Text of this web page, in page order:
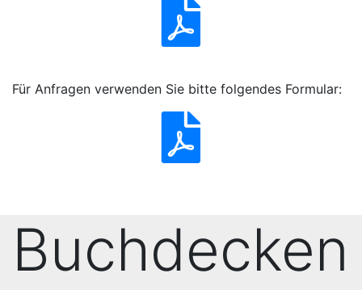
Für Anfragen verwenden Sie bitte folgendes Formular:
Buchdecken